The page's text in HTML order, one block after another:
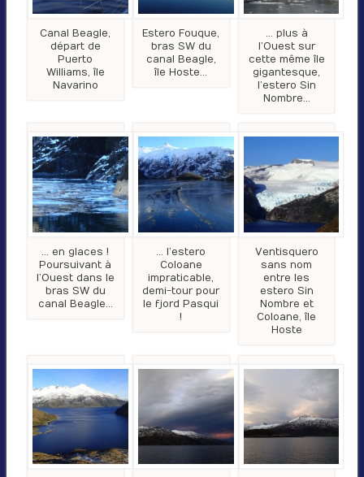
Canal Beagle,
départ de
Puerto
Williams, île
Navarino
Estero Fouque,
bras SW du
canal Beagle,
île Hoste…
… plus à
l’Ouest sur
cette même île
gigantesque,
l’estero Sin
Nombre…
… en glaces !
Poursuivant à
l’Ouest dans le
bras SW du
canal Beagle…
… l’estero
Coloane
impraticable,
demi-tour pour
le fjord Pasqui
!
Ventisquero
sans nom
entre les
estero Sin
Nombre et
Coloane, île
Hoste